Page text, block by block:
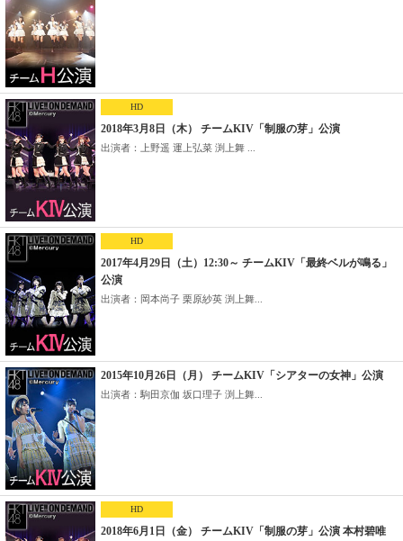
HD
2018年3月8日（木） チームKIV「制服の芽」公演
出演者：上野遥 運上弘菜 渕上舞 ...
HD
2017年4月29日（土）12:30～ チームKIV「最終ベルが鳴る」
公演
出演者：岡本尚子 栗原紗英 渕上舞...
2015年10月26日（月） チームKIV「シアターの女神」公演
出演者：駒田京伽 坂口理子 渕上舞...
HD
2018年6月1日（金） チームKIV「制服の芽」公演 本村碧唯